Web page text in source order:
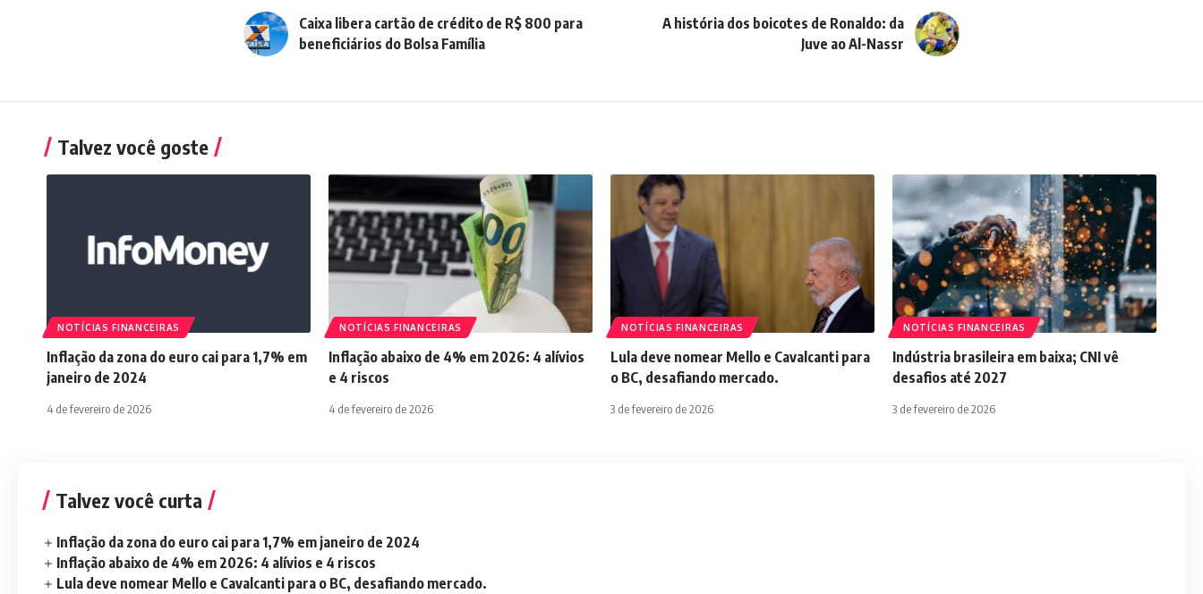
Caixa libera cartão de crédito de R$ 800 para
beneficiários do Bolsa Família
A história dos boicotes de Ronaldo: da
Juve ao Al-Nassr
Talvez você goste
NOTÍCIAS FINANCEIRAS
Inflação da zona do euro cai para 1,7% em
janeiro de 2024
4 de fevereiro de 2026
NOTÍCIAS FINANCEIRAS
Inflação abaixo de 4% em 2026: 4 alívios
e 4 riscos
4 de fevereiro de 2026
NOTÍCIAS FINANCEIRAS
Lula deve nomear Mello e Cavalcanti para
o BC, desafiando mercado.
3 de fevereiro de 2026
NOTÍCIAS FINANCEIRAS
Indústria brasileira em baixa; CNI vê
desafios até 2027
3 de fevereiro de 2026
Talvez você curta
Inflação da zona do euro cai para 1,7% em janeiro de 2024
Inflação abaixo de 4% em 2026: 4 alívios e 4 riscos
Lula deve nomear Mello e Cavalcanti para o BC, desafiando mercado.